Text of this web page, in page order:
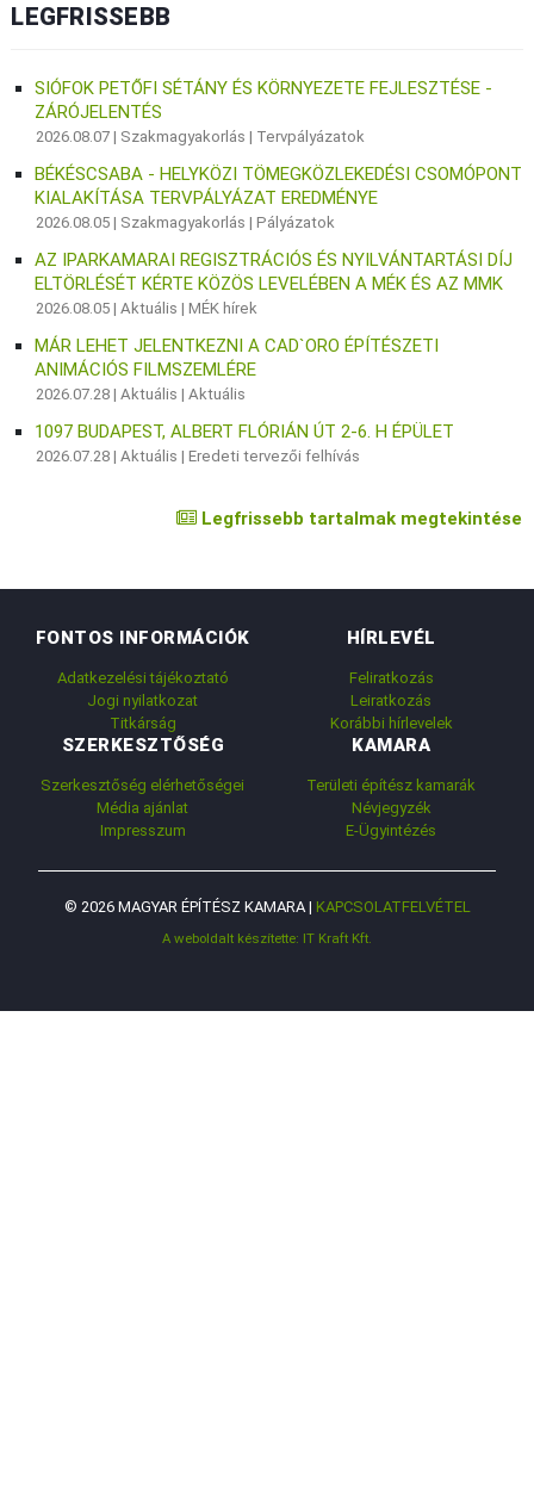
LEGFRISSEBB
SIÓFOK PETŐFI SÉTÁNY ÉS KÖRNYEZETE FEJLESZTÉSE -
ZÁRÓJELENTÉS
2026.08.07 | Szakmagyakorlás | Tervpályázatok
BÉKÉSCSABA - HELYKÖZI TÖMEGKÖZLEKEDÉSI CSOMÓPONT
KIALAKÍTÁSA TERVPÁLYÁZAT EREDMÉNYE
2026.08.05 | Szakmagyakorlás |Pályázatok
AZ IPARKAMARAI REGISZTRÁCIÓS ÉS NYILVÁNTARTÁSI DÍJ
ELTÖRLÉSÉT KÉRTE KÖZÖS LEVELÉBEN A MÉK ÉS AZ MMK
2026.08.05 |Aktuális |MÉK hírek
MÁR LEHET JELENTKEZNI A CAD`ORO ÉPÍTÉSZETI
ANIMÁCIÓS FILMSZEMLÉRE
2026.07.28 |Aktuális |Aktuális
1097 BUDAPEST, ALBERT FLÓRIÁN ÚT 2-6. H ÉPÜLET
2026.07.28 |Aktuális |Eredeti tervezői felhívás
Legfrissebb tartalmak megtekintése
FONTOS INFORMÁCIÓK
Adatkezelési tájékoztató
Jogi nyilatkozat
Titkárság
HÍRLEVÉL
Feliratkozás
Leiratkozás
Korábbi hírlevelek
SZERKESZTŐSÉG
Szerkesztőség elérhetőségei
Média ajánlat
Impresszum
KAMARA
Területi építész kamarák
Névjegyzék
E-Ügyintézés
© 2026 MAGYAR ÉPÍTÉSZ KAMARA | KAPCSOLATFELVÉTEL
A weboldalt készítette: IT Kraft Kft.